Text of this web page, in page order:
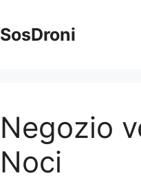
SosDroni
Negozio
Noci